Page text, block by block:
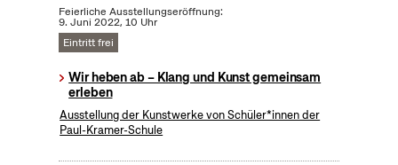
Feierliche Ausstellungseröffnung:
9. Juni 2022, 10 Uhr
Eintritt frei
Wir heben ab – Klang und Kunst gemeinsam
erleben
Ausstellung der Kunstwerke von Schüler*innen der
Paul-Kramer-Schule